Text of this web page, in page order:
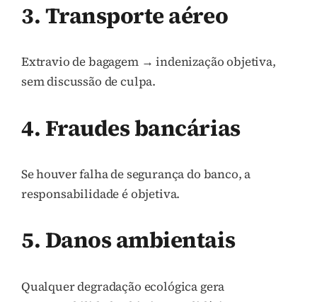
3. Transporte aéreo
Extravio de bagagem → indenização objetiva,
sem discussão de culpa.
4. Fraudes bancárias
Se houver falha de segurança do banco, a
responsabilidade é objetiva.
5. Danos ambientais
Qualquer degradação ecológica gera